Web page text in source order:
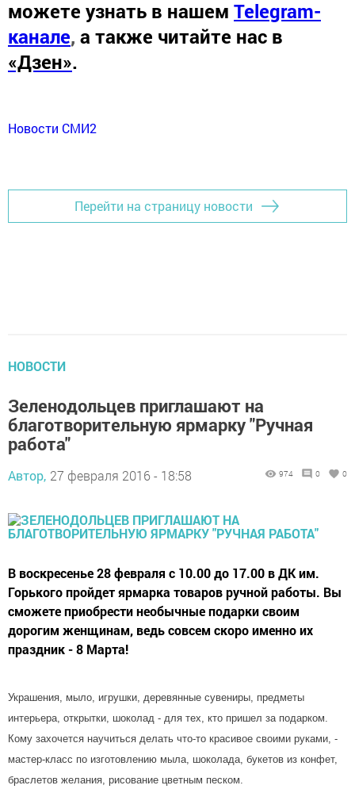
можете узнать в нашем Telegram-
канале, а также читайте нас в
«Дзен».
Новости СМИ2
Перейти на страницу новости
НОВОСТИ
Зеленодольцев приглашают на
благотворительную ярмарку "Ручная
работа"
Автор, 27 февраля 2016 - 18:58 974 0 0
В воскресенье 28 февраля с 10.00 до 17.00 в ДК им.
Горького пройдет ярмарка товаров ручной работы. Вы
сможете приобрести необычные подарки своим
дорогим женщинам, ведь совсем скоро именно их
праздник - 8 Марта!
Украшения, мыло, игрушки, деревянные сувениры, предметы
интерьера, открытки, шоколад - для тех, кто пришел за подарком.
Кому захочется научиться делать что-то красивое своими руками, -
мастер-класс по изготовлению мыла, шоколада, букетов из конфет,
браслетов желания, рисование цветным песком.